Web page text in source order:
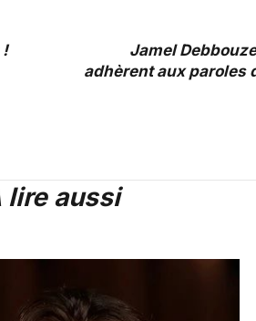
!
Jamel
adhèrent aux paroles
lire aussi